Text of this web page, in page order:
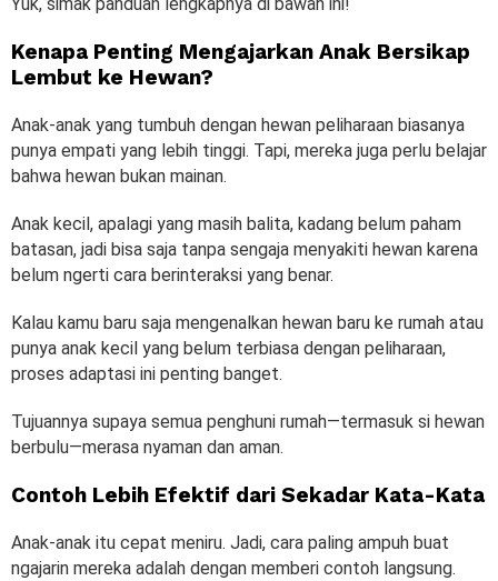
Kenapa Penting Mengajarkan Anak Bersikap
Lembut ke Hewan?
Anak-anak yang tumbuh dengan hewan peliharaan biasanya
punya empati yang lebih tinggi. Tapi, mereka juga perlu belajar
bahwa hewan bukan mainan.
Anak kecil, apalagi yang masih balita, kadang belum paham
batasan, jadi bisa saja tanpa sengaja menyakiti hewan karena
belum ngerti cara berinteraksi yang benar.
Kalau kamu baru saja mengenalkan hewan baru ke rumah atau
punya anak kecil yang belum terbiasa dengan peliharaan,
proses adaptasi ini penting banget.
Tujuannya supaya semua penghuni rumah—termasuk si hewan
berbulu—merasa nyaman dan aman.
Contoh Lebih Efektif dari Sekadar Kata-Kata
Anak-anak itu cepat meniru. Jadi, cara paling ampuh buat
ngajarin mereka adalah dengan memberi contoh langsung.